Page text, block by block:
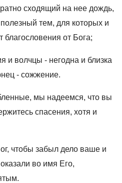
сходящий на нее дождь,
тем, для которых и
благословения от Бога;
и волчцы - негодна и близка
- сожжение.
мы надеемся, что вы
спасения, хотя и
чтобы забыл дело ваше и
во имя Его,